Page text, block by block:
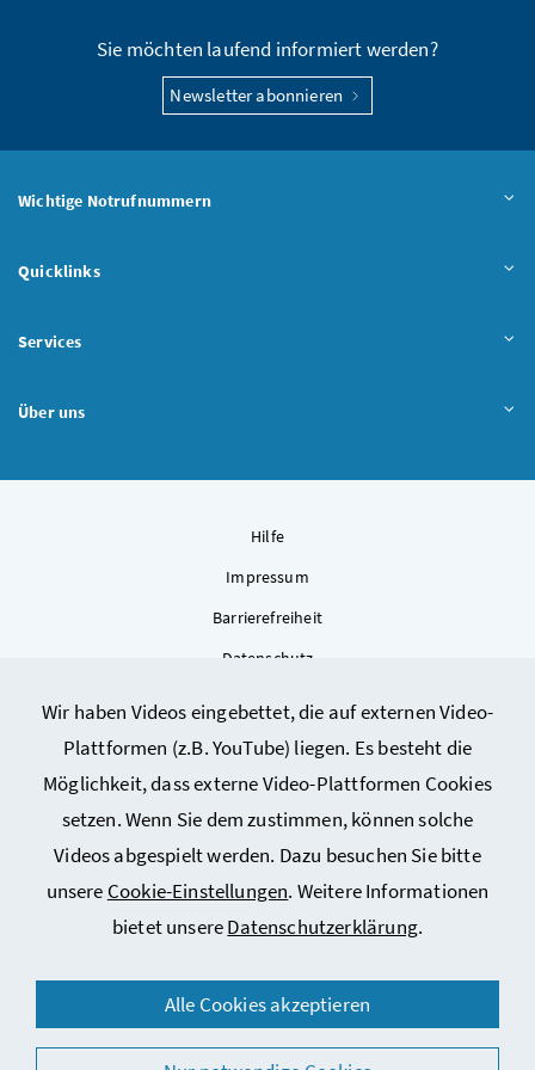
Wir haben Videos eingebettet, die auf externen Video-
Plattformen (z.B. YouTube) liegen. Es besteht die
Möglichkeit, dass externe Video-Plattformen Cookies
setzen. Wenn Sie dem zustimmen, können solche
Videos abgespielt werden. Dazu besuchen Sie bitte
unsere Cookie-Einstellungen. Weitere Informationen
bietet unsereDatenschutzerklärung.
Alle Cookies akzeptieren
Sie möchten laufend informiert werden?
Newsletter abonnieren
Wichtige Notrufnummern
Quicklinks
Services
Über uns
Hilfe
Impressum
Barrierefreiheit
Datenschutz
Sitemap
Cookie-Einstellungen
© 2026 Bundesministerium für Arbeit, Soziales, Gesundheit,
Pflege und Konsumentenschutz